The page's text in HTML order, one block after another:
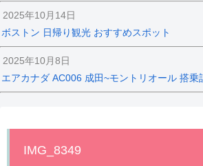
2025年10月14日
ボストン 日帰り観光 おすすめスポット
2025年10月8日
エアカナダ AC006 成田~モントリオール 搭乗
IMG_8349